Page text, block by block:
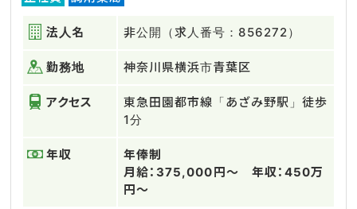
法人名 非公開（求人番号：856272）
勤務地 神奈川県横浜市青葉区
アクセス
東急田園都市線「あざみ野駅」徒歩
1分
年収
年俸制
月給：375,000円～ 年収：450万
円～